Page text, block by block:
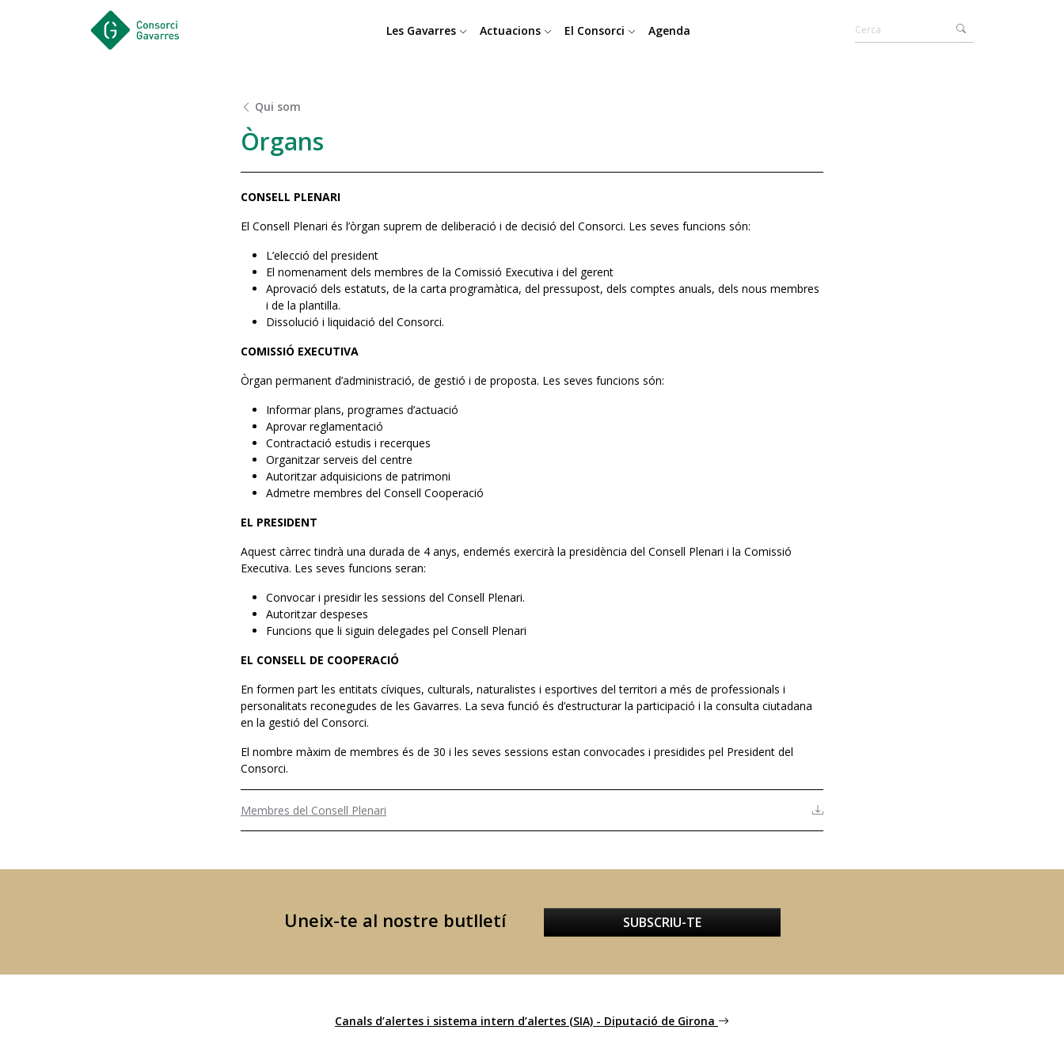
Les Gavarres Actuacions El Consorci Agenda
Qui som
Òrgans
CONSELL PLENARI
El Consell Plenari és l’òrgan suprem de deliberació i de decisió del Consorci. Les seves funcions són:
L’elecció del president
El nomenament dels membres de la Comissió Executiva i del gerent
Aprovació dels estatuts, de la carta programàtica, del pressupost, dels comptes anuals, dels nous membres
i de la plantilla.
Dissolució i liquidació del Consorci.
COMISSIÓ EXECUTIVA
Òrgan permanent d’administració, de gestió i de proposta. Les seves funcions són:
Informar plans, programes d’actuació
Aprovar reglamentació
Contractació estudis i recerques
Organitzar serveis del centre
Autoritzar adquisicions de patrimoni
Admetre membres del Consell Cooperació
EL PRESIDENT
Aquest càrrec tindrà una durada de 4 anys, endemés exercirà la presidència del Consell Plenari i la Comissió
Executiva. Les seves funcions seran:
Convocar i presidir les sessions del Consell Plenari.
Autoritzar despeses
Funcions que li siguin delegades pel Consell Plenari
EL CONSELL DE COOPERACIÓ
En formen part les entitats cíviques, culturals, naturalistes i esportives del territori a més de professionals i
personalitats reconegudes de les Gavarres. La seva funció és d’estructurar la participació i la consulta ciutadana
en la gestió del Consorci.
El nombre màxim de membres és de 30 i les seves sessions estan convocades i presidides pel President del
Consorci.
Membres del Consell Plenari
Uneix-te al nostre butlletí SUBSCRIU-TE
Canals d’alertes i sistema intern d’alertes (SIA) - Diputació de Girona